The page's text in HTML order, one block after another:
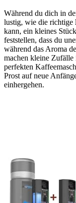
Während du dich in
lustig, wie die richtige
kann, ein kleines
feststellen, dass du
während das Aroma
machen kleine
perfekten
Prost auf neue
einhergehen.